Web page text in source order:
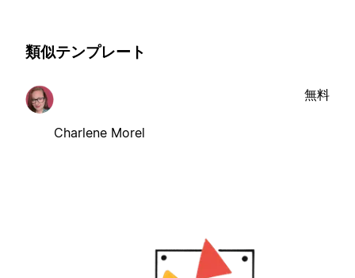
類似テンプレート
Charlene Morel
無料